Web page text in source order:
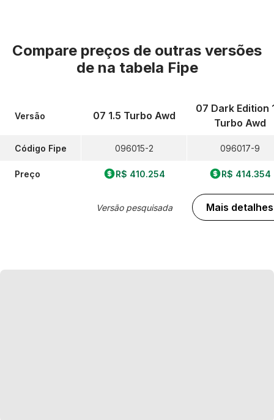
Compare preços de outras versões
de na tabela Fipe
Versão
Código Fipe
Preço
07 1.5 Turbo Awd
096015-2
R$ 410.254
Versão pesquisada
07 Dark Edition
Turbo Awd
096017-9
R$ 414.354
Mais detalhes